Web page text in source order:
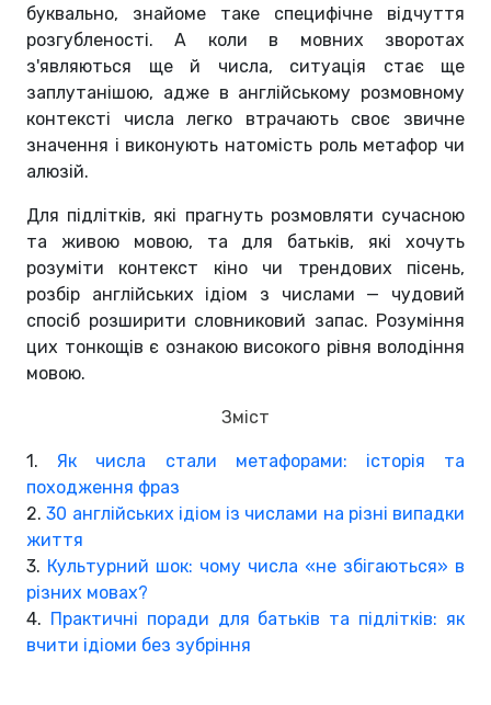
буквально, знайоме таке специфічне відчуття
розгубленості. А коли в мовних зворотах
з'являються ще й числа, ситуація стає ще
заплутанішою, адже в англійському розмовному
контексті числа легко втрачають своє звичне
значення і виконують натомість роль метафор чи
алюзій.
Для підлітків, які прагнуть розмовляти сучасною
та живою мовою, та для батьків, які хочуть
розуміти контекст кіно чи трендових пісень,
розбір англійських ідіом з числами — чудовий
спосіб розширити словниковий запас. Розуміння
цих тонкощів є ознакою високого рівня володіння
мовою.
Зміст
1.Як числа стали метафорами: історія та
походження фраз
2.30 англійських ідіом із числами на різні випадки
життя
3. Культурний шок: чому числа «не збігаються» в
різних мовах?
4. Практичні поради для батьків та підлітків: як
вчити ідіоми без зубріння